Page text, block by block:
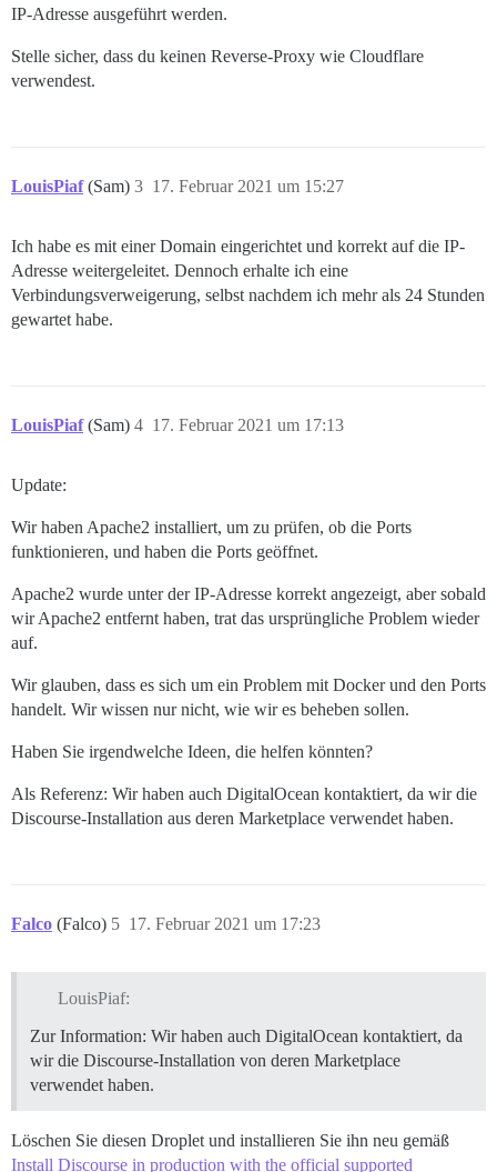
IP-Adresse ausgeführt werden.
Stelle sicher, dass du keinen Reverse-Proxy wie Cloudflare
verwendest.
LouisPiaf (Sam) 17. Februar 2021 um 15:27
3
Ich habe es mit einer Domain eingerichtet und korrekt auf die IP-
Adresse weitergeleitet. Dennoch erhalte ich eine
Verbindungsverweigerung, selbst nachdem ich mehr als 24 Stunden
gewartet habe.
LouisPiaf (Sam) 17. Februar 2021 um 17:13
4
Update:
Wir haben Apache2 installiert, um zu prüfen, ob die Ports
funktionieren, und haben die Ports geöffnet.
Apache2 wurde unter der IP-Adresse korrekt angezeigt, aber sobald
wir Apache2 entfernt haben, trat das ursprüngliche Problem wieder
auf.
Wir glauben, dass es sich um ein Problem mit Docker und den Ports
handelt. Wir wissen nur nicht, wie wir es beheben sollen.
Haben Sie irgendwelche Ideen, die helfen könnten?
Als Referenz: Wir haben auch DigitalOcean kontaktiert, da wir die
Discourse-Installation aus deren Marketplace verwendet haben.
Falco (Falco) 17. Februar 2021 um 17:23
5
LouisPiaf:
Zur Information: Wir haben auch DigitalOcean kontaktiert, da
wir die Discourse-Installation von deren Marketplace
verwendet haben.
Löschen Sie diesen Droplet und installieren Sie ihn neu gemäß
Install Discourse in production with the official supported